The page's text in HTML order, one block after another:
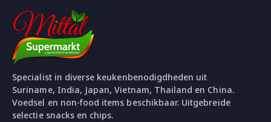
Specialist in diverse keukenbenodigdheden uit
Suriname, India, Japan, Vietnam, Thailand en China.
Voedsel en non-food items beschikbaar. Uitgebreide
selectie snacks en chips.